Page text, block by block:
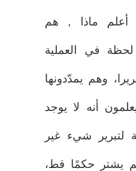
أعلم ماذا , هم
في العملية
وهم يمدّدونها
أنه لا يوجد
لتبرير شيء غير
يشترِ حكمًا قط،